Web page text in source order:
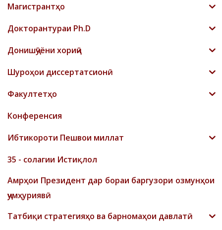
Магистрантҳо
Докторантураи Ph.D
Донишҷӯёни хориҷӣ
Шyроҳои диссертатсионӣ
Факултетҳо
Конференсия
Ибтикороти Пешвои миллат
35 - солагии Истиқлол
Амрҳои Президент дар бораи баргузори озмунҳои
ҷумҳуриявӣ
Татбиқи стратегияҳо ва барномаҳои давлатӣ